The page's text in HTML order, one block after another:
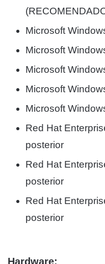
Microsoft
Microsoft
Microsoft
Microsoft
Microsoft
Red Hat
posterior
Red Hat
posterior
Red Hat
posterior
Hardware: